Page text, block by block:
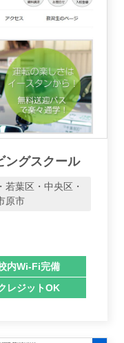
ングスクール
若葉区・中央区・
原市
内Wi-Fi完備
レジットOK